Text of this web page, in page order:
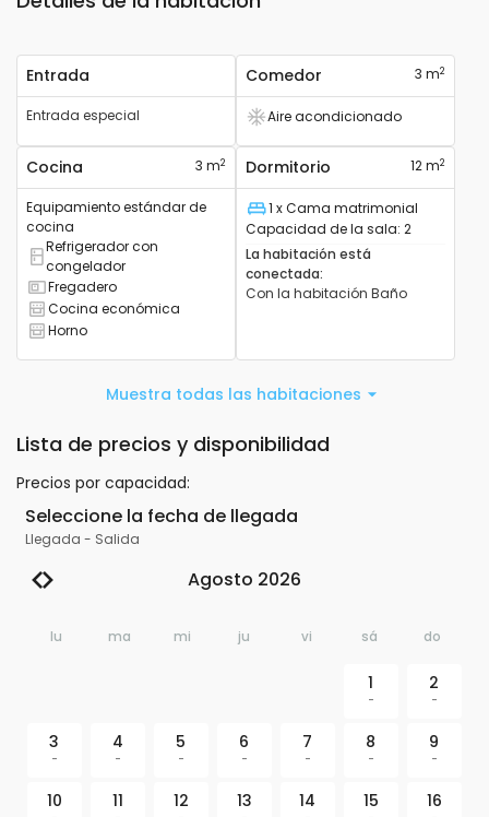
Entrada
Entrada especial
Comedor 3 m2
Tiene aire acondicionado
Aire acondicionado
Cocina 3 m2
Equipamiento estándar de
cocina
Tiene frigorífico combinado.
Refrigerador con
congelador
Tiene fregadero
Fregadero
Tiene cocina
Cocina económica
Tiene horno
Horno
Dormitorio 12 m2
Cama1 x Cama matrimonial
Capacidad de la sala: 2
La habitación está
conectada:
Con la habitación Baño
Muestra todas las habitaciones
Lista de precios y disponibilidad
Precios por capacidad:
Seleccione la fecha de llegada
Llegada - Salida
Agosto 2026
lu ma mi ju vi sá do
1
-
2
-
3
-
4
-
5
-
6
-
7
-
8
-
9
-
10 11 12 13 14 15 16